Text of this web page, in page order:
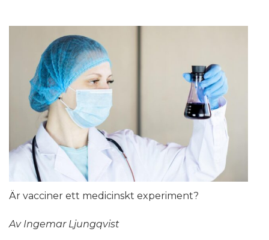
Är vacciner ett medicinskt experiment?
Av Ingemar Ljungqvist